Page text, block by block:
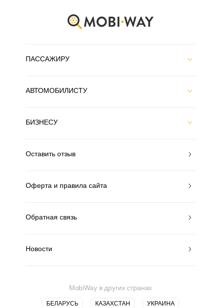
ПАССАЖИРУ
АВТОМОБИЛИСТУ
БИЗНЕСУ
Оставить отзыв
Оферта и правила сайта
Обратная связь
Новости
MobiWay в других странах
БЕЛАРУСЬ КАЗАХСТАН УКРАИНА